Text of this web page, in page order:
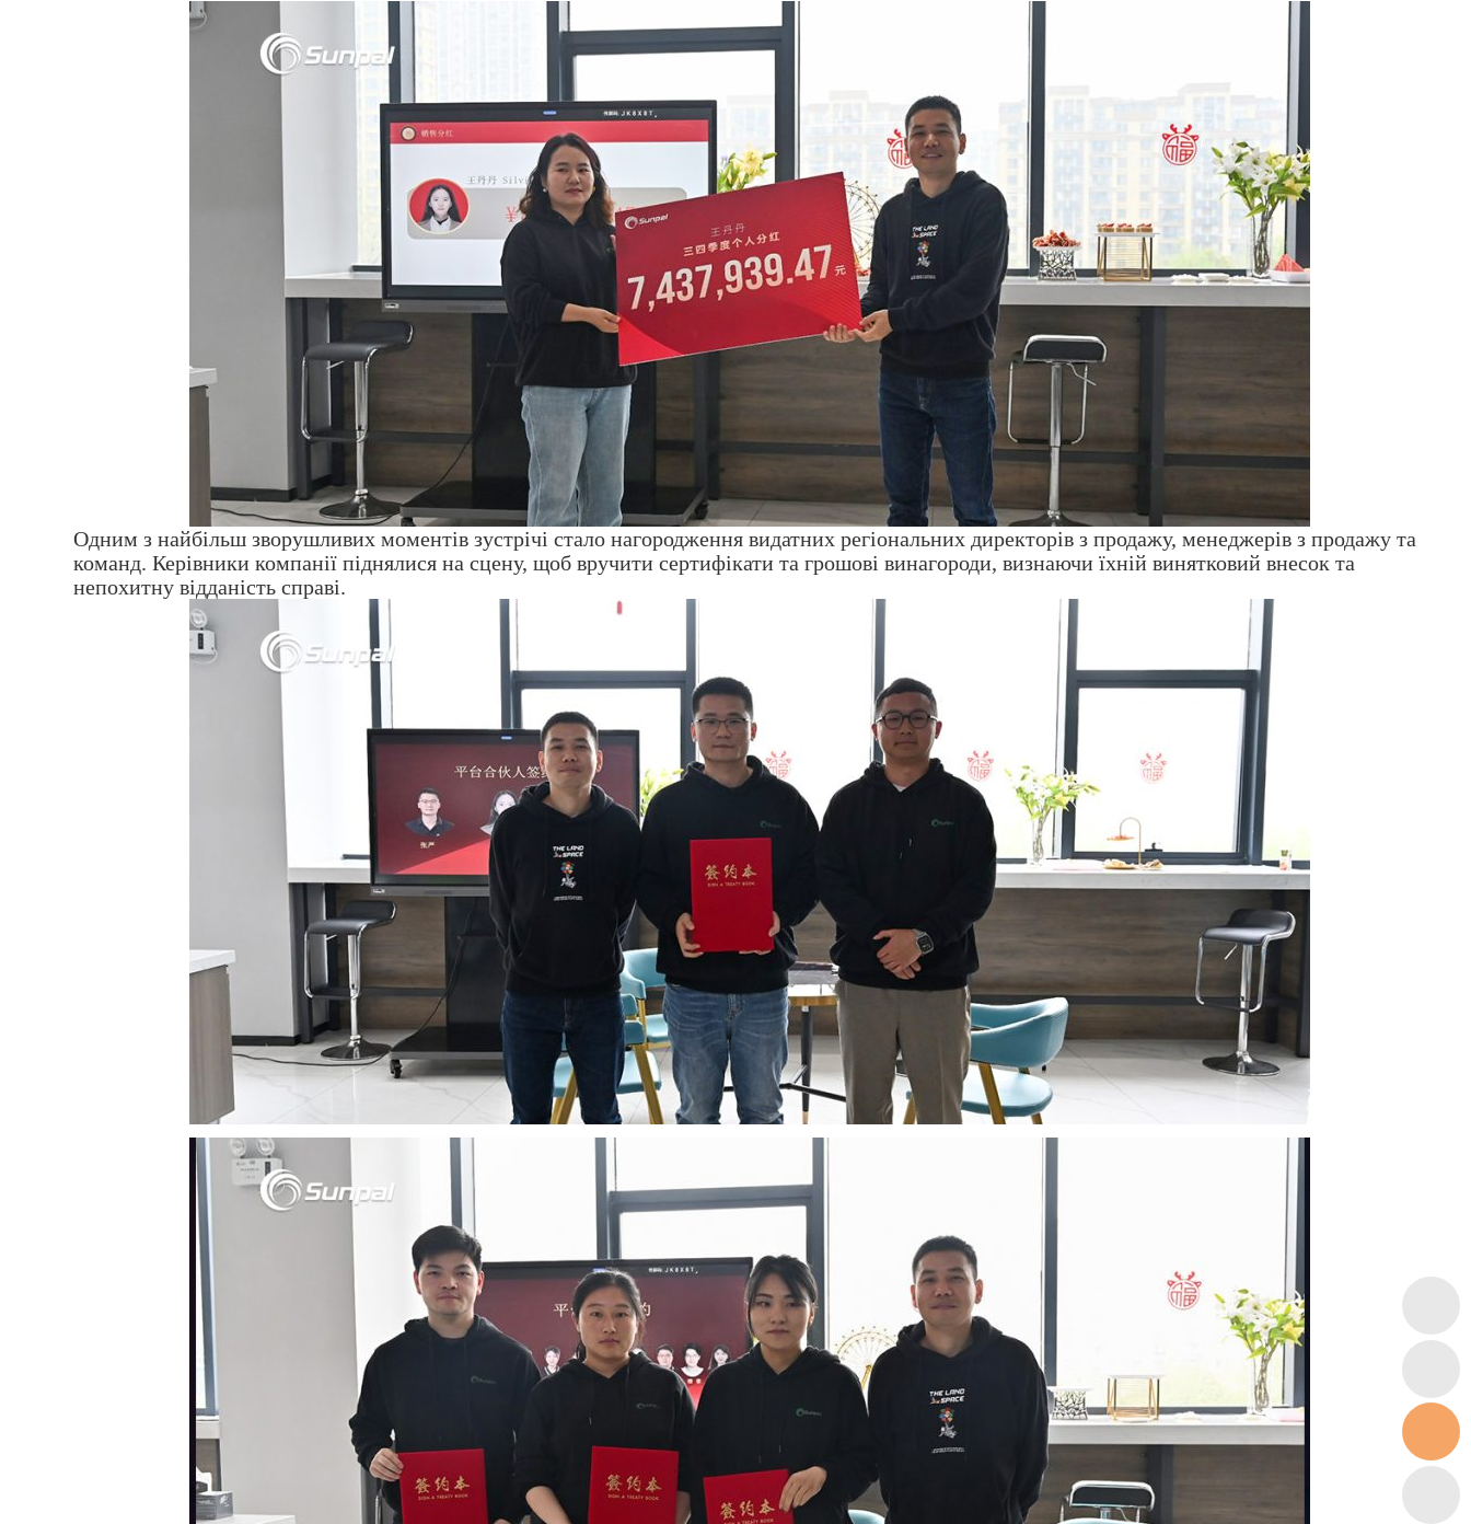
Одним з найбільш зворушливих моментів зустрічі стало нагородження видатних регіональних директорів з продажу, менеджерів з продажу та
команд. Керівники компанії піднялися на сцену, щоб вручити сертифікати та грошові винагороди, визнаючи їхній винятковий внесок та
непохитну відданість справі.